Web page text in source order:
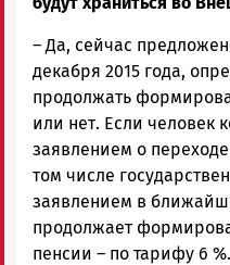
– Да, сейчас
декабря 2015 года,
продолжать
или нет. Если человек
заявлением о
том числе
заявлением в
продолжает
пенсии – по тарифу 6 %.